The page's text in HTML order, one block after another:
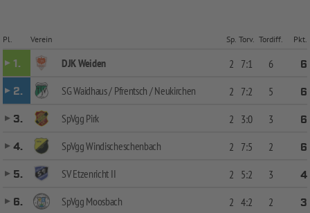
Pl. Verein Sp. Torv. Tordiff. Pkt.
1. DJK Weiden 2 7:1 6
6
2.
SG Waidhaus / Pfrentsch / Neukirchen 2 7:2 5
6
3.
SpVgg Pirk 2 3:0 3
6
4.
SpVgg Windischeschenbach 2 7:5 2
6
5.
SV Etzenricht II 2 5:2 3
4
6.
SpVgg Moosbach 2 4:2 2
3